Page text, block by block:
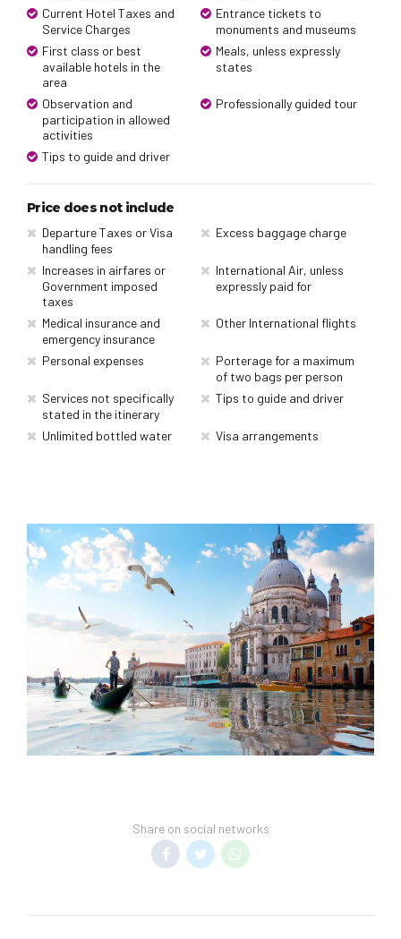
Current Hotel Taxes and
Service Charges
Entrance tickets to
monuments and museums
First class or best
available hotels in the
area
Meals, unless expressly
states
Observation and
participation in allowed
activities
Professionally guided tour
Tips to guide and driver
Price does not include
Departure Taxes or Visa
handling fees
Excess baggage charge
Increases in airfares or
Government imposed
taxes
International Air, unless
expressly paid for
Medical insurance and
emergency insurance
Other International flights
Personal expenses
Porterage for a maximum
of two bags per person
Services not specifically
stated in the itinerary
Tips to guide and driver
Unlimited bottled water Visa arrangements
Share on social networks